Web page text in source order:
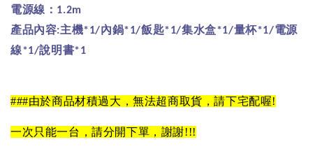
電源線： 1.2m
產品內容:主機*1/內鍋*1/飯匙*1/集水盒*1/量杯*1/電源
線*1/說明書*1
###由於商品材積過大，無法超商取貨，請下宅配喔!
一次只能一台，請分開下單，謝謝!!!